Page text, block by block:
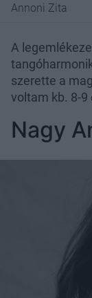
Annoni Zita
A
szerette a
voltam kb. 8-9
Nagy